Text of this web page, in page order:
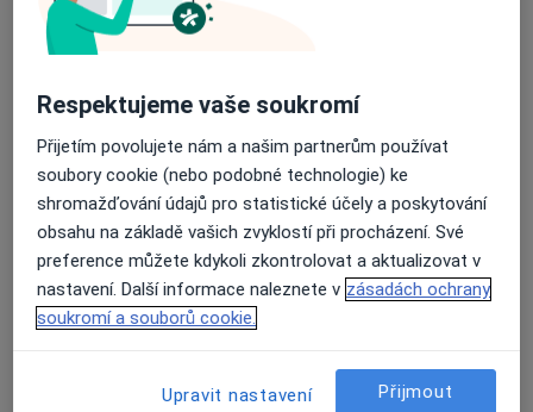
Přidejte svůj názor
29 názorů
Recenze pacientů jsou pro nás důležité.
Specialisté nemají možnost zaplatit za
odstranění nebo změnu recenze pacienta.
Další informace.Další informace o názorech
Respektujeme vaše soukromí
Přijetím povolujete nám a našim partnerům používat
soubory cookie (nebo podobné technologie) ke
shromažďování údajů pro statistické účely a poskytování
obsahu na základě vašich zvyklostí při procházení. Své
preference můžete kdykoli zkontrolovat a aktualizovat v
nastavení. Další informace naleznete v zásadách ochrany
soukromí a souborů cookie.
Upravit nastavení Přijmout